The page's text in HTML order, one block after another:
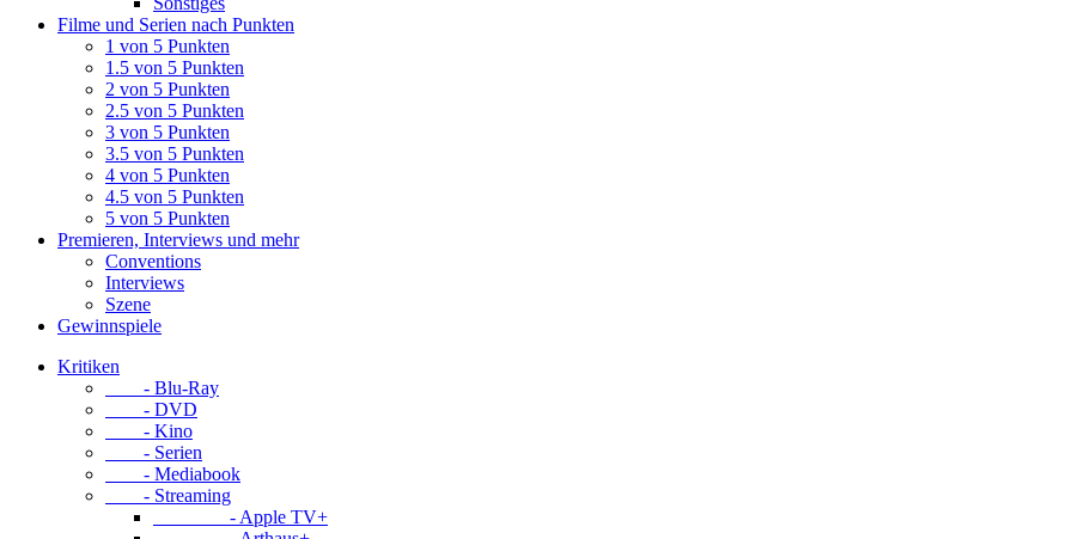
Filme und Serien nach Punkten
1 von 5 Punkten
1.5 von 5 Punkten
2 von 5 Punkten
2.5 von 5 Punkten
3 von 5 Punkten
3.5 von 5 Punkten
4 von 5 Punkten
4.5 von 5 Punkten
5 von 5 Punkten
Premieren, Interviews und mehr
Conventions
Interviews
Szene
Gewinnspiele
Kritiken
- Blu-Ray
- DVD
- Kino
- Serien
- Mediabook
- Streaming
- Apple TV+